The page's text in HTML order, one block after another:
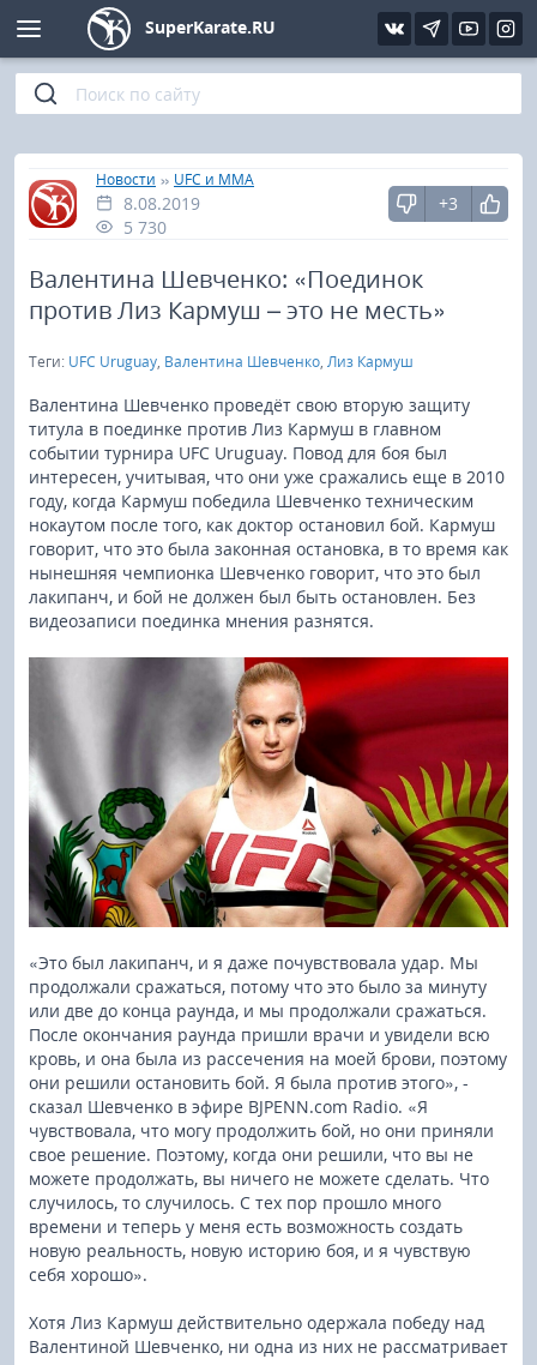
SuperKarate.RU
Главная
»
Новости » UFC и MMA
8.08.2019
5 730
+3
Валентина Шевченко: «Поединок
против Лиз Кармуш – это не месть»
Теги: UFC Uruguay, Валентина Шевченко, Лиз Кармуш
Валентина Шевченко проведёт свою вторую защиту
титула в поединке против Лиз Кармуш в главном
событии турнира UFC Uruguay. Повод для боя был
интересен, учитывая, что они уже сражались еще в 2010
году, когда Кармуш победила Шевченко техническим
нокаутом после того, как доктор остановил бой. Кармуш
говорит, что это была законная остановка, в то время как
нынешняя чемпионка Шевченко говорит, что это был
лакипанч, и бой не должен был быть остановлен. Без
видеозаписи поединка мнения разнятся.
«Это был лакипанч, и я даже почувствовала удар. Мы
продолжали сражаться, потому что это было за минуту
или две до конца раунда, и мы продолжали сражаться.
После окончания раунда пришли врачи и увидели всю
кровь, и она была из рассечения на моей брови, поэтому
они решили остановить бой. Я была против этого», -
сказал Шевченко в эфире BJPENN.com Radio. «Я
чувствовала, что могу продолжить бой, но они приняли
свое решение. Поэтому, когда они решили, что вы не
можете продолжать, вы ничего не можете сделать. Что
случилось, то случилось. С тех пор прошло много
времени и теперь у меня есть возможность создать
новую реальность, новую историю боя, и я чувствую
себя хорошо».
Хотя Лиз Кармуш действительно одержала победу над
Валентиной Шевченко, ни одна из них не рассматривает
Киокушинкай
Кёкусин (IFK)
Шинкиокушинкай
Кекусин-кан
Бокс
UFC и MMA
Муай тай
Фото
Видео
Интервью
Статьи
Уроки каратэ
Файлы
Библиотека